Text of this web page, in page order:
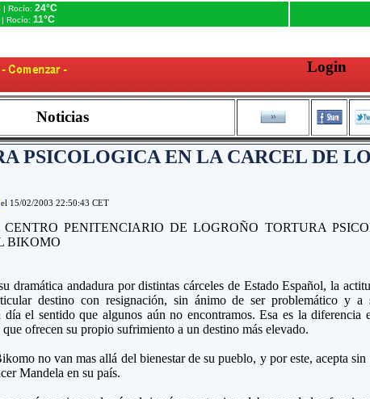
| Rocío: 24°C
| Rocío: 11°C
Login
Noticias
PSICOLOGICA EN LA CARCEL DE
el 15/02/2003 22:50:43 CET
PENITENCIARIO DE LOGROÑO TORTURA
BIKOMO
dramática andadura por distintas cárceles de Estado Español, la
destino con resignación, sin ánimo de ser problemático y a
el sentido que algunos aún no encontramos. Esa es la diferencia
ofrecen su propio sufrimiento a un destino más elevado.
no van mas allá del bienestar de su pueblo, y por este, acepta sin
Mandela en su país.